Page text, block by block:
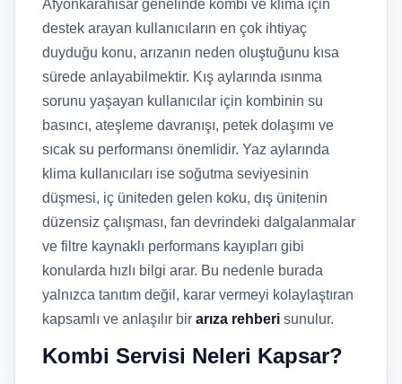
Afyonkarahisar genelinde kombi ve klima için
destek arayan kullanıcıların en çok ihtiyaç
duyduğu konu, arızanın neden oluştuğunu kısa
sürede anlayabilmektir. Kış aylarında ısınma
sorunu yaşayan kullanıcılar için kombinin su
basıncı, ateşleme davranışı, petek dolaşımı ve
sıcak su performansı önemlidir. Yaz aylarında
klima kullanıcıları ise soğutma seviyesinin
düşmesi, iç üniteden gelen koku, dış ünitenin
düzensiz çalışması, fan devrindeki dalgalanmalar
ve filtre kaynaklı performans kayıpları gibi
konularda hızlı bilgi arar. Bu nedenle burada
yalnızca tanıtım değil, karar vermeyi kolaylaştıran
kapsamlı ve anlaşılır bir arıza rehberi sunulur.
Kombi Servisi Neleri Kapsar?